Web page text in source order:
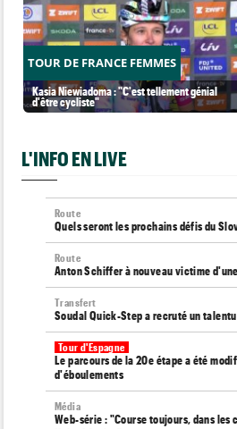
TOUR DE FRANCE FEMMES
Kasia Niewiadoma : "C'est tellement génial
d'être cycliste"
L'INFO EN LIVE
Route
Quels seront les prochains défis du
Route
Anton Schiffer à nouveau victime
Transfert
Soudal Quick-Step a recruté un
Tour d'Espagne
Le parcours de la 20e étape a été
d'éboulements
Média
Web-série : "Course toujours, dans les